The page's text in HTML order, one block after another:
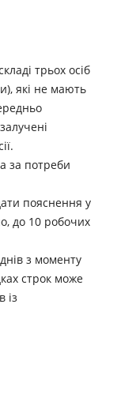
трьох осіб
які не мають
за потреби
пояснення у
до 10 робочих
з моменту
строк може
із